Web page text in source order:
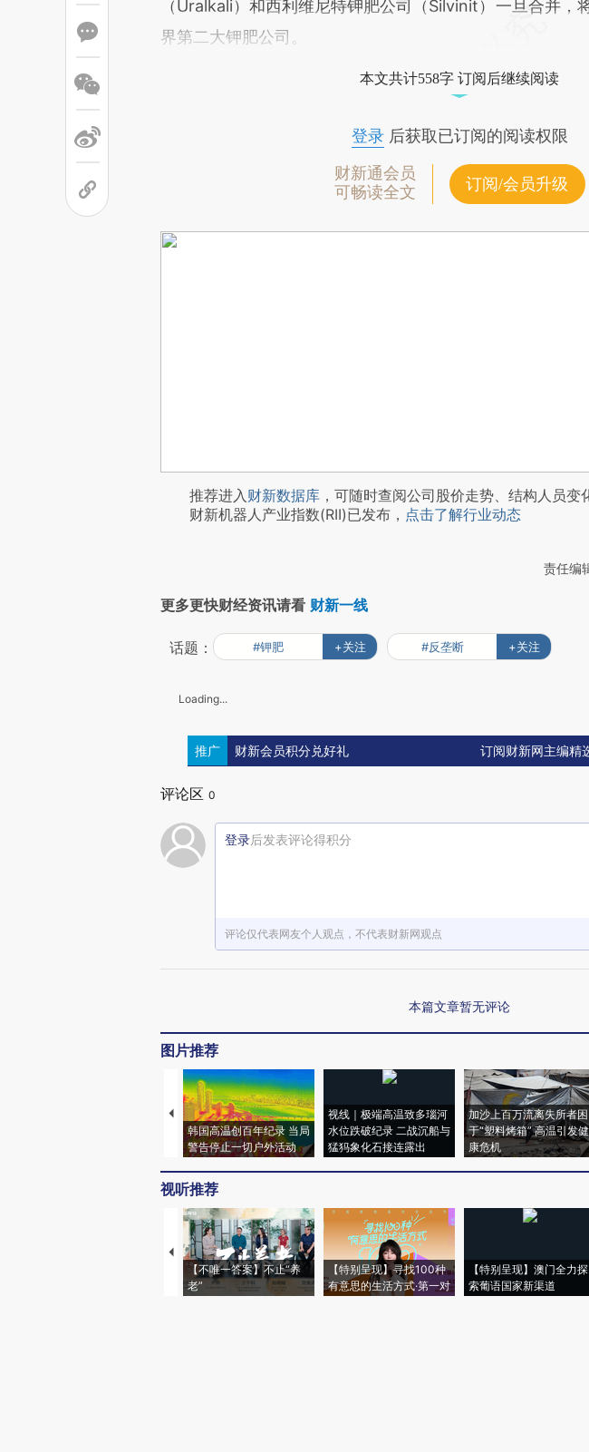
（Uralkali）和西利维尼特钾肥公司（Silvinit）一旦合并，
界第二大钾肥公司。
本文共计558字 订阅后继续阅读
登录后获取已订阅的阅读权限
财新通会员
可畅读全文
订阅/会员升级
推荐进入财新数据库 ，可随时查阅公司股价走势、结构人员变
财新机器人产业指数(RII)已发布， 点击了解行业动态
责任编
更多更快财经资讯请看 财新一线
话题： #钾肥 +关注 #反垄断 +关注
Loading...
推广 财新会员积分兑好礼 订阅财新网主编精
评论区 0
登录后发表评论得积分
评论仅代表网友个人观点，不代表财新网观点
本篇文章暂无评论
图片推荐
韩国高温创百年纪录 当局
警告停止一切户外活动
视线｜极端高温致多瑙河
水位跌破纪录 二战沉船与
猛犸象化石接连露出
加沙上百万流离失所者困
于“塑料烤箱” 高温引发健
康危机
视听推荐
【不唯一答案】不止“养
老”
【特别呈现】寻找100种
有意思的生活方式·第一对
【特别呈现】澳门全力探
索葡语国家新渠道